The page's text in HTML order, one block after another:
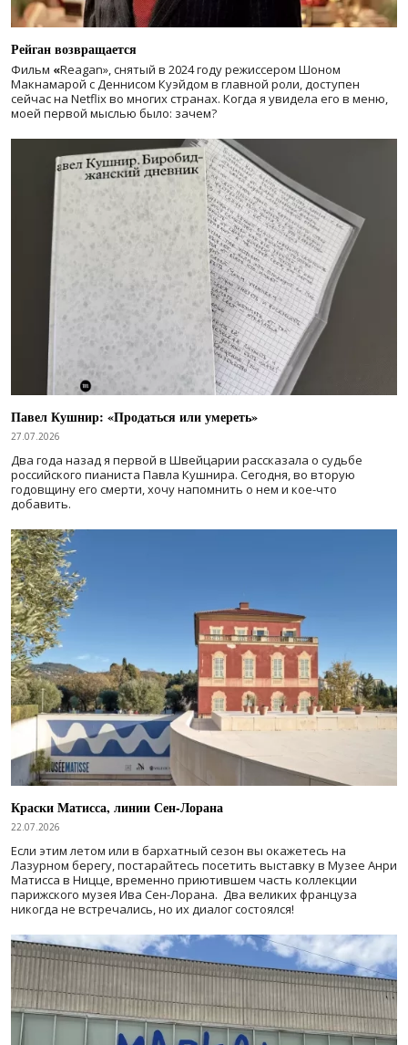
Рейган возвращается
Фильм «Reagan», снятый в 2024 годурежиссером Шоном
Макнамарой с Деннисом Куэйдом в главной роли, доступен
сейчас на Netflix во многих странах. Когда я увидела его в меню,
моей первой мыслью было: зачем?
Павел Кушнир: «Продаться или умереть»
27.07.2026
Два года назад я первой в Швейцарии рассказала о судьбе
российского пианиста Павла Кушнира. Сегодня, во вторую
годовщину его смерти, хочу напомнить о нем и кое-что
добавить.
Краски Матисса, линии Сен-Лорана
22.07.2026
Если этим летом или в бархатный сезон вы окажетесь на
Лазурном берегу, постарайтесь посетить выставку в Музее Анри
Матисса в Ницце, временно приютившем часть коллекции
парижского музея Ива Сен-Лорана. Два великих француза
никогда не встречались, но их диалог состоялся!